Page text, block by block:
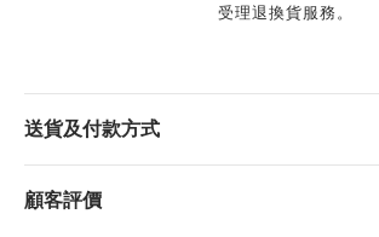
受理退換貨服務。
送貨及付款方式
顧客評價